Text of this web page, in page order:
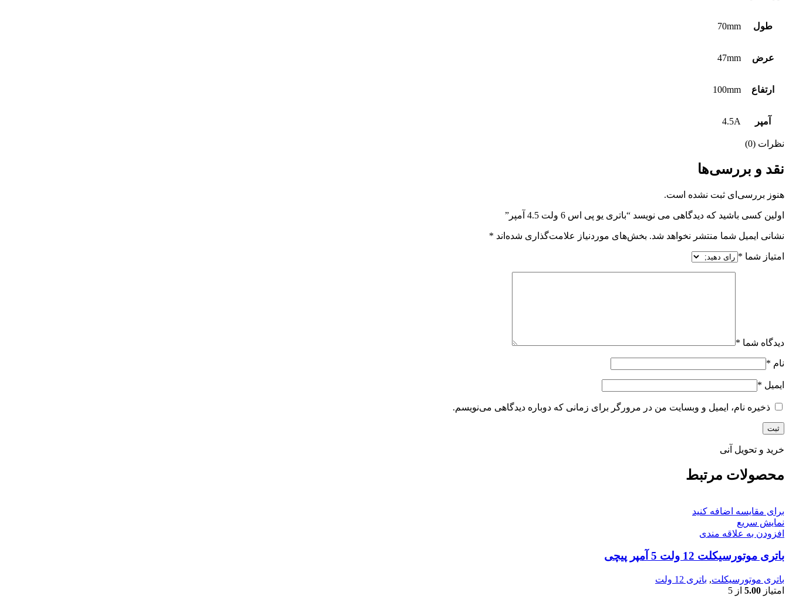
طول 70mm
عرض 47mm
ارتفاع 100mm
آمپر 4.5A
نظرات (0)
نقد و بررسی‌ها
هنوز بررسی‌ای ثبت نشده است.
اولین کسی باشید که دیدگاهی می نویسد “باتری یو پی اس 6 ولت 4.5 آمپر”
نشانی ایمیل شما منتشر نخواهد شد. بخش‌های موردنیاز علامت‌گذاری شده‌اند *
امتیاز شما *
دیدگاه شما *
نام *
ایمیل *
ذخیره نام، ایمیل و وبسایت من در مرورگر برای زمانی که دوباره دیدگاهی می‌نویسم.
خرید و تحویل آنی
محصولات مرتبط
برای مقایسه اضافه کنید
نمایش سریع
افزودن به علاقه مندی
باتری موتورسیکلت 12 ولت 5 آمپر پیچی
باتری موتورسیکلت, باتری 12 ولت
امتیاز 5.00 از 5